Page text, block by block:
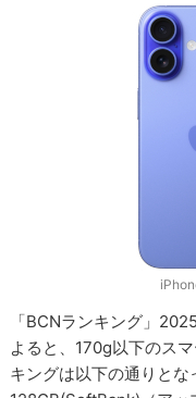
「BCNランキング」
よると、170g以下のス
キングは以下の通りと